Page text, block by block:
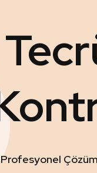
Profesyonel Çözüm